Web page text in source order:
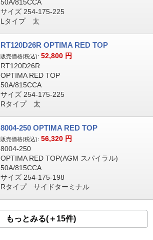
50A/815CCA
サイズ 254-175-225
Lタイプ 太
RT120D26R OPTIMA RED TOP
販売価格(税込): 52,800 円
RT120D26R
OPTIMA RED TOP
50A/815CCA
サイズ 254-175-225
Rタイプ 太
8004-250 OPTIMA RED TOP
販売価格(税込): 56,320 円
8004-250
OPTIMA RED TOP(AGM スパイラル)
50A/815CCA
サイズ 254-175-198
Rタイプ サイドターミナル
もっとみる(＋15件)